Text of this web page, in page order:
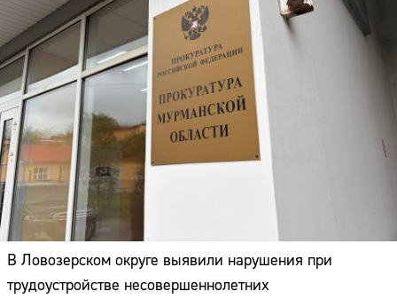
В Ловозерском округе выявили нарушения при
трудоустройстве несовершеннолетних